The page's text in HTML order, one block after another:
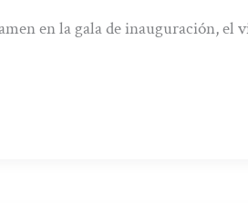
en la gala de inauguración, el